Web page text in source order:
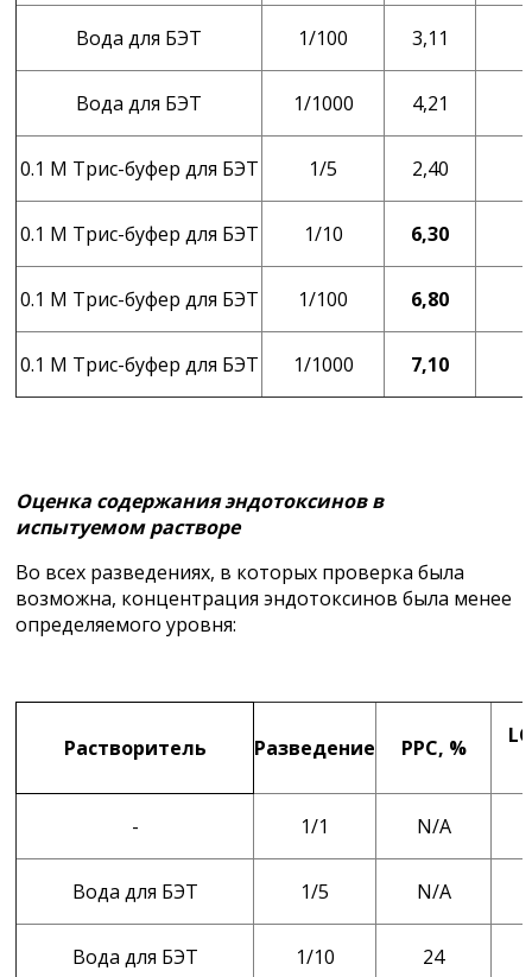
Вода для БЭТ 1/100 3,11
Вода для БЭТ 1/1000 4,21
0.1 М Трис-буфер для БЭТ 1/5 2,40
0.1 М Трис-буфер для БЭТ 1/10 6,30
0.1 М Трис-буфер для БЭТ 1/100 6,80
0.1 М Трис-буфер для БЭТ 1/1000 7,10
Оценка содержания эндотоксинов в
испытуемом растворе
Во всех разведениях, в которых проверка была
возможна, концентрация эндотоксинов была менее
определяемого уровня:
Растворитель Разведение РРС, %
- 1/1 N/A
Вода для БЭТ 1/5 N/A
Вода для БЭТ 1/10 24